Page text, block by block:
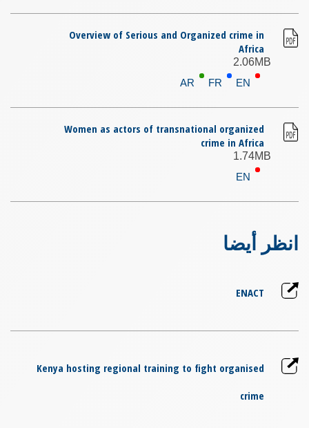
Overview of Serious and Organized crime in
Africa
2.06MB
EN
FR
AR
Women as actors of transnational organized
crime in Africa
1.74MB
EN
انظر أيضا
ENACT
Kenya hosting regional training to fight organised
crime